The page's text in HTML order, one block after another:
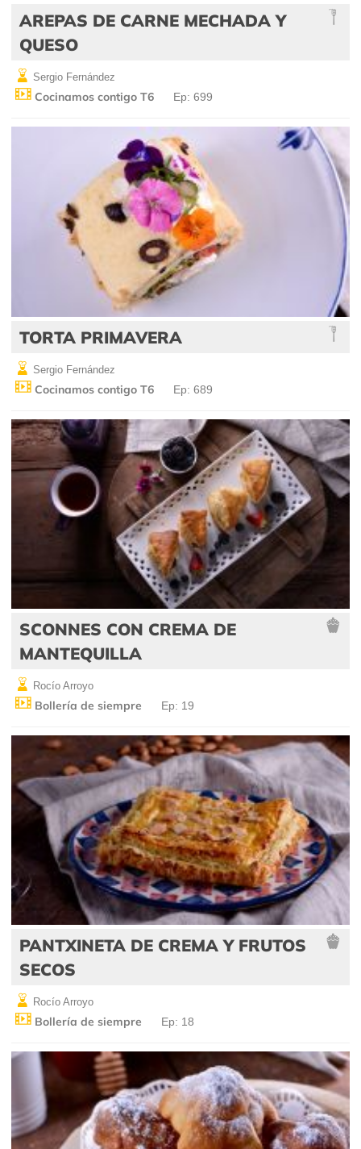
AREPAS DE CARNE MECHADA Y
QUESO
Sergio Fernández
Cocinamos contigo T6 Ep: 699
TORTA PRIMAVERA
Sergio Fernández
Cocinamos contigo T6 Ep: 689
SCONNES CON CREMA DE
MANTEQUILLA
Rocío Arroyo
Bollería de siempre Ep: 19
PANTXINETA DE CREMA Y FRUTOS
SECOS
Rocío Arroyo
Bollería de siempre Ep: 18